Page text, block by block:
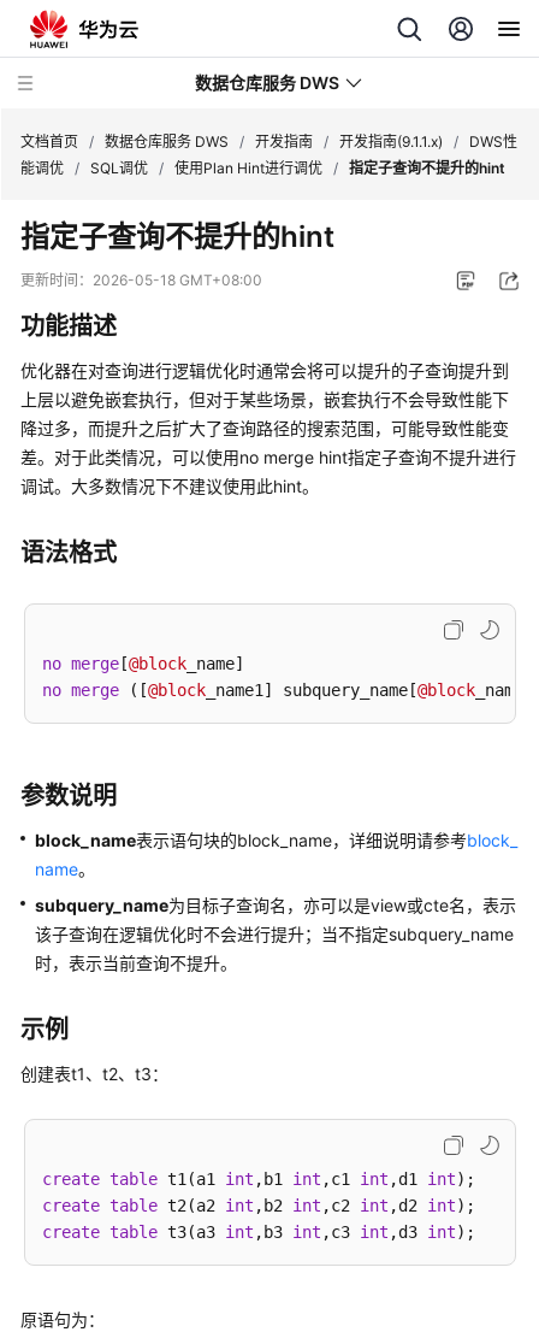
数据仓库服务 DWS
新
动
务
公
告
产
介
绍
说
明
速
入
门
户
指
南
最
实
据
迁
移
与
步
文档首页 / 数据仓库服务 DWS / 开发指南 / 开发指南(9.1.1.x) /
DWS性
能调优 / SQL调优 / 使用Plan Hint进行调优 / 指定子查询不提升的hint
指定子查询不提升的hint
更新时间： 2026-05-18 GMT+08:00
功能描述
优化器在对查询进行逻辑优化时通常会将可以提升的子查询提升到
上层以避免嵌套执行，但对于某些场景，嵌套执行不会导致性能下
降过多，而提升之后扩大了查询路径的搜索范围，可能导致性能变
差。对于此类情况，可以使用no merge hint指定子查询不提升进行
调试。大多数情况下不建议使用此hint。
语法格式
no merge [@block
no merge ([@block _name1] subquery_name[@block
参数说明
block_name表示语句块的block_name，详细说明请参考block_
name。
subquery_name为目标子查询名，亦可以是view或cte名，表示
该子查询在逻辑优化时不会进行提升；当不指定subquery_name
时，表示当前查询不提升。
示例
创建表t1、t2、t3：
create table t1(a1 int ,b1 int ,c1 int ,d1 int
create table t2(a2 int ,b2 int ,c2 int ,d2 int
create table t3(a3 int ,b3 int ,c3 int ,d3 int
原语句为：